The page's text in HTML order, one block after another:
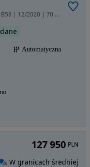
2998 cm3 • 374 KM • BMW M340i RWD 3.0 B58 | 12/2020 | 70 tys. km | Bogate wyposażenie |
Automatyczna
127 950 PLN
W granicach średniej